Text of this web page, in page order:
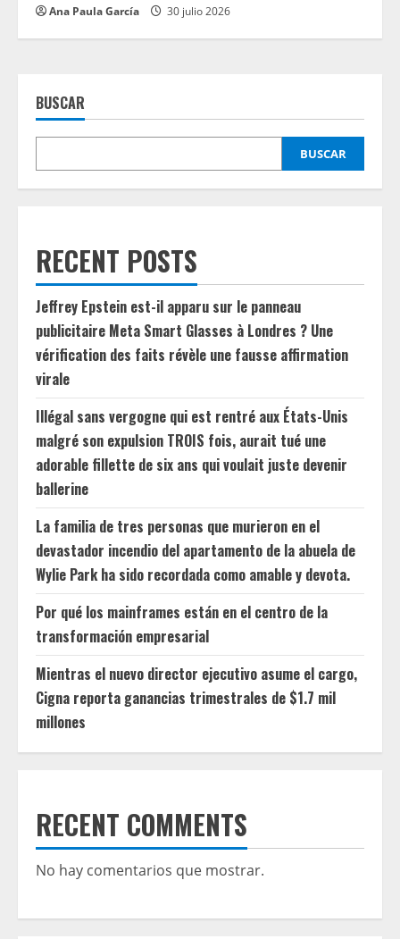
Ana Paula García 30 julio 2026
BUSCAR
BUSCAR
RECENT POSTS
Jeffrey Epstein est-il apparu sur le panneau
publicitaire Meta Smart Glasses à Londres ? Une
vérification des faits révèle une fausse affirmation
virale
Illégal sans vergogne qui est rentré aux États-Unis
malgré son expulsion TROIS fois, aurait tué une
adorable fillette de six ans qui voulait juste devenir
ballerine
La familia de tres personas que murieron en el
devastador incendio del apartamento de la abuela de
Wylie Park ha sido recordada como amable y devota.
Por qué los mainframes están en el centro de la
transformación empresarial
Mientras el nuevo director ejecutivo asume el cargo,
Cigna reporta ganancias trimestrales de $1.7 mil
millones
RECENT COMMENTS
No hay comentarios que mostrar.